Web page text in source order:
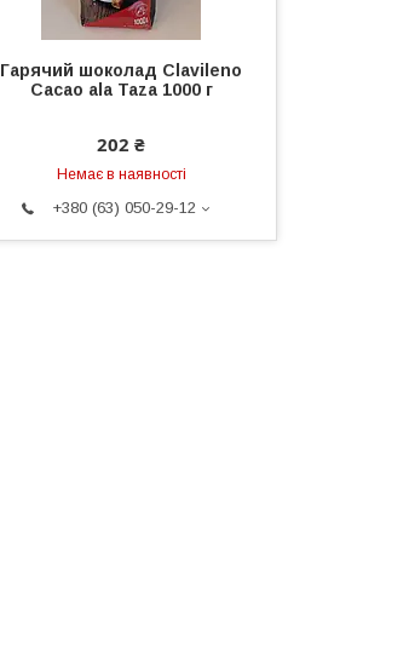
Гарячий шоколад Clavileno
Cacao ala Taza 1000 г
202 ₴
Немає в наявності
+380 (63) 050-29-12